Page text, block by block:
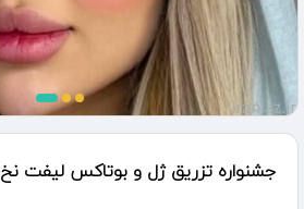
جشنواره تزریق ژل و بوتاکس لیفت نخ